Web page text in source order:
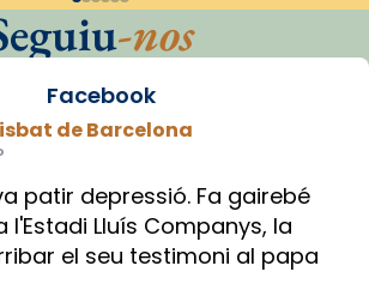
-nos
Facebook
de Barcelona
patir depressió. Fa gairebé
l'Estadi Lluís Companys, la
el seu testimoni al papa